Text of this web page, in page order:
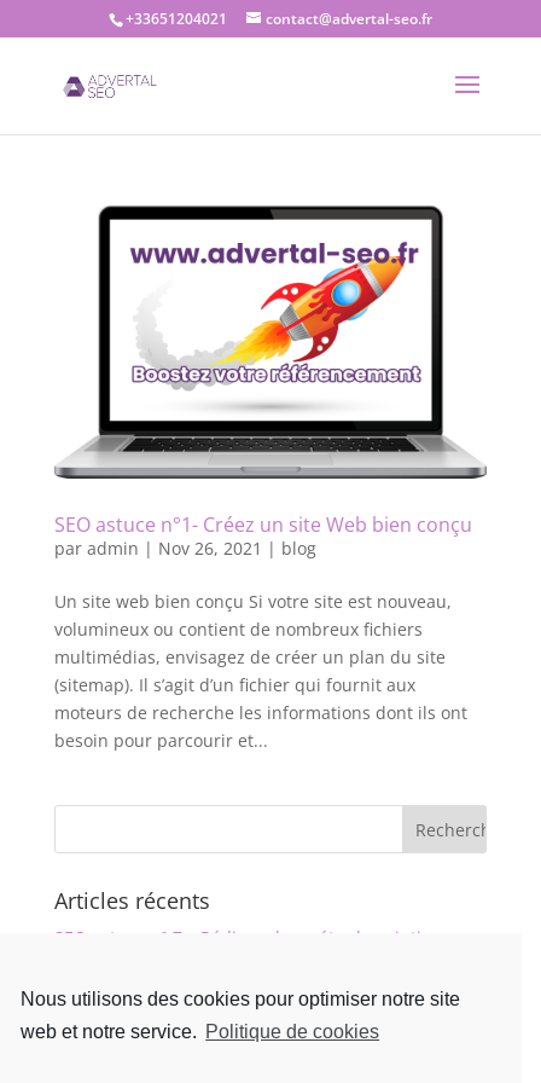
+33651204021 contact@advertal-seo.fr
SEO astuce n°1- Créez un site Web bien conçu
par admin | Nov 26, 2021 | blog
Un site web bien conçu Si votre site est nouveau,
volumineux ou contient de nombreux fichiers
multimédias, envisagez de créer un plan du site
(sitemap). Il s’agit d’un fichier qui fournit aux
moteurs de recherche les informations dont ils ont
besoin pour parcourir et...
Articles récents
SEO astuce n° 7 – Rédigez des méta-descriptions
SEO astuce n°6 – Optimisez vos images
agence de référencement naturel
Nous utilisons des cookies pour optimiser notre site
web et notre service. Politique de cookies